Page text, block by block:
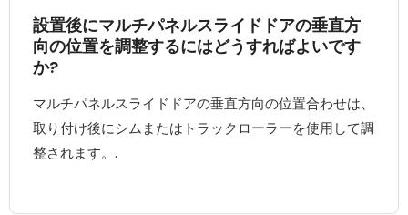
設置後にマルチパネルスライドドアの垂直方
向の位置を調整するにはどうすればよいです
か?
マルチパネルスライドドアの垂直方向の位置合わせは、
取り付け後にシムまたはトラックローラーを使用して調
整されます。.